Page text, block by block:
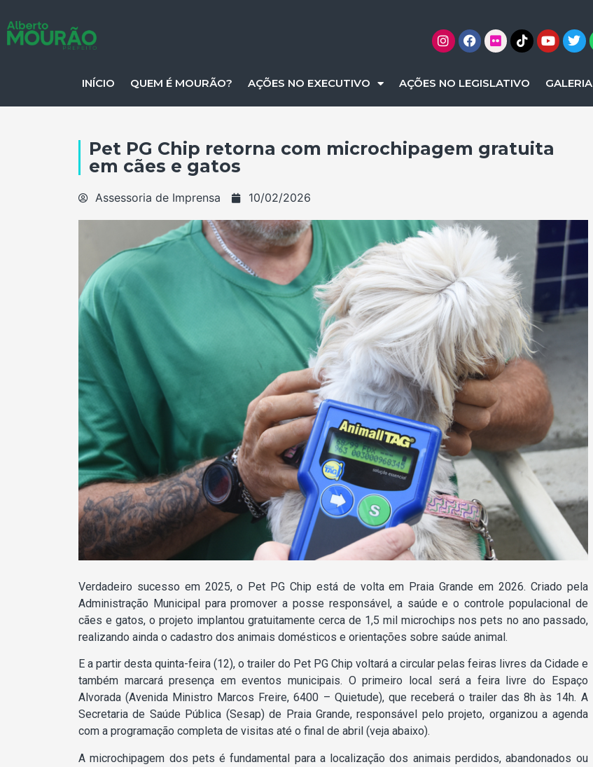
INÍCIO QUEM É MOURÃO? AÇÕES NO EXECUTIVO AÇÕES NO LEGISLATIVO GALERIA
Pet PG Chip retorna com microchipagem gratuita
em cães e gatos
Assessoria de Imprensa 10/02/2026
Verdadeiro sucesso em 2025, o Pet PG Chip está de volta em Praia Grande em 2026. Criado pela
Administração Municipal para promover a posse responsável, a saúde e o controle populacional de
cães e gatos, o projeto implantou gratuitamente cerca de 1,5 mil microchips nos pets no ano passado,
realizando ainda o cadastro dos animais domésticos e orientações sobre saúde animal.
E a partir desta quinta-feira (12), o trailer do Pet PG Chip voltará a circular pelas feiras livres da Cidade e
também marcará presença em eventos municipais. O primeiro local será a feira livre do Espaço
Alvorada (Avenida Ministro Marcos Freire, 6400 – Quietude), que receberá o trailer das 8h às 14h. A
Secretaria de Saúde Pública (Sesap) de Praia Grande, responsável pelo projeto, organizou a agenda
com a programação completa de visitas até o final de abril (veja abaixo).
A microchipagem dos pets é fundamental para a localização dos animais perdidos, abandonados ou